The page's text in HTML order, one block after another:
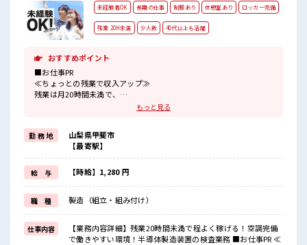
未経験者OK 長期の仕事 制服あり 休憩室あり ロッカー完備
残業 20H未満 少人数 40代以上も活躍
おすすめポイント
■お仕事PR
≪ちょっとの残業で収入アップ≫
残業は月20時間未満で、
制服があるので、
毎日の服装の悩み解消♪
≪初めての仕事だけど自分にもできそう≫
新しいことにチャレンジするのは不安だけど、
しっかり働く環境が整っています！
イチからスキルUP・ステップUP目指していきましょう！
≪様々なお仕事をご提案≫
一人で悩まず気軽に相談できる、
派遣のお仕事です！
■職場の雰囲気
もっと見る
勤 務 地
山梨県甲斐市
【最寄駅】
給 与 【時給】1,280 円
職 種 製造（組立・組み付け）
仕事内容
【業務内容詳細】残業20時間未満で程よく稼げる！空調完備
で働きやすい環境！半導体製造装置の検査業務 ■お仕事PR ≪